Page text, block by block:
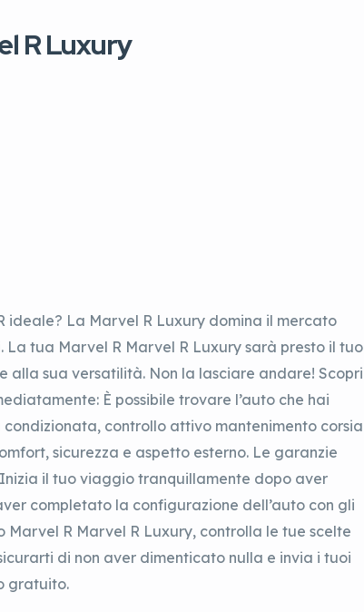
R Luxury
ideale? La Marvel R Luxury domina il mercato
La tua Marvel R Marvel R Luxury sarà presto il tuo
alla sua versatilità. Non la lasciare andare! Scopri
È possibile trovare l’auto che hai
controllo attivo mantenimento corsia
sicurezza e aspetto esterno. Le garanzie
il tuo viaggio tranquillamente dopo aver
completato la configurazione dell’auto con gli
R Marvel R Luxury, controlla le tue scelte
di non aver dimenticato nulla e invia i tuoi
gratuito.